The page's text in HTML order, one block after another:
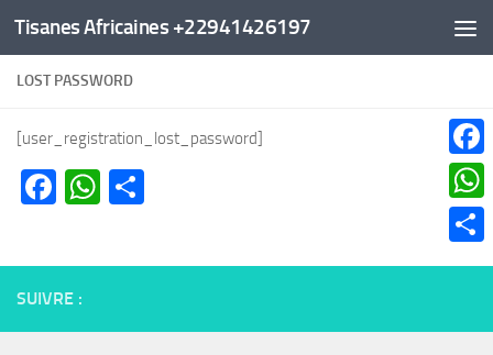
Au dessous du contenu
Tisanes Africaines +22941426197
LOST PASSWORD
[user_registration_lost_password]
Facebook
WhatsApp
SUIVRE :